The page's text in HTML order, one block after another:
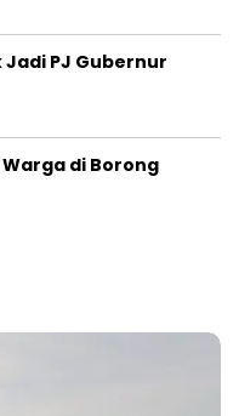
PJ Gubernur
di Borong